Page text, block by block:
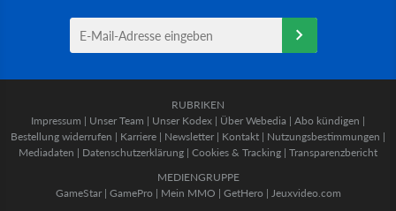
RUBRIKEN
Impressum | Unser Team | Unser Kodex | Über Webedia | Abo kündigen |
Bestellung widerrufen | Karriere | Newsletter | Kontakt | Nutzungsbestimmungen |
Mediadaten | Datenschutzerklärung | Cookies & Tracking | Transparenzbericht
MEDIENGRUPPE
GameStar| GamePro | Mein MMO | GetHero | Jeuxvideo.com